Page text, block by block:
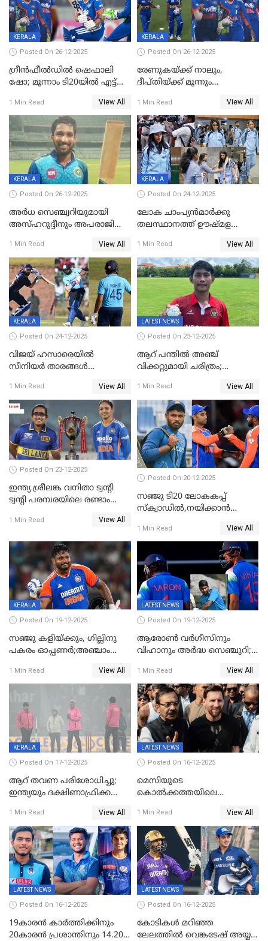
KERALA
Posted On 26-12-2025
ഗ്രീന്‍ഫീല്‍ഡില്‍ ഷെഫാലി
ഷോ; മൂന്നാം ടി20യിൽ എട്ട്
വനിതകള്‍ക്കെതിരായ ടി20
പരമ്പര ഇന്ത്യക്ക്
1 Min Read View All
KERALA
Posted On 26-12-2025
രേണുകയ്ക്ക് നാലും,
ദീപ്തിയ്ക്ക് മൂന്നും
ടി20യിലും ശ്രീലങ്കയ്ക്ക്
ബാറ്റിംഗ് തകര്‍ച്ച; ഇന്ത്യയ്ക്ക്
വിജയലക്ഷ്യം 113 റൺസ്
1 Min Read View All
KERALA
Posted On 26-12-2025
അർധ സെഞ്ച്വറിയുമായി
അസ്ഹറുദ്ദീനും അപരാജിതും
റൺസ് വിജയലക്ഷ്യമുയർത്തി
കേരളം
1 Min Read View All
KERALA
Posted On 24-12-2025
ലോക ചാംപ്യൻമാർക്കു
തലസ്ഥാനത്ത് ഊഷ്മള
മത്സരം ജയിച്ചാൽ ഇന്ത്യയ്ക്കു
പരമ്പര
1 Min Read View All
KERALA
Posted On 24-12-2025
വിജയ് ഹസാരെയിൽ
സീനിയർ താരങ്ങൾ
സച്ചിന്‍റെ റെക്കോഡ് മറികടന്ന്
കോഹ്‌ലി, രോഹിത്
വാർണർക്കൊപ്പം
1 Min Read View All
LATEST NEWS
Posted On 23-12-2025
ആറ് പന്തിൽ അഞ്ച്
വിക്കറ്റുമായി ചരിത്രം;
റെക്കോഡുമായി
ഇന്തോനേഷ്യൻ താരം
1 Min Read View All
Posted On 23-12-2025
ഇന്ത്യ ശ്രീലങ്ക വനിതാ ട്വന്റി
ട്വന്റി പരമ്പരയിലെ രണ്ടാം
1 Min Read View All
Posted On 20-12-2025
സഞ്ജു ടി20 ലോകകപ്പ്
സ്‌ക്വാഡിൽ,നയിക്കാൻ
പ്രഖ്യാപിച്ച് ബി.സി.സി.ഐ
1 Min Read View All
KERALA
Posted On 19-12-2025
സഞ്ജു കളിയ്ക്കും, ഗില്ലിനു
പകരം ഓപ്പണർ;അഞ്ചാം
മാറ്റം
1 Min Read View All
LATEST NEWS
Posted On 19-12-2025
ആരോൺ വർഗീസിനും
വിഹാനും അർദ്ധ സെഞ്ചുറി;
ഇന്ത്യ ഫൈനലിൽ
1 Min Read View All
KERALA
Posted On 17-12-2025
ആറ് തവണ പരിശോധിച്ചു;
ഇന്ത്യയും ദക്ഷിണാഫ്രിക്കയും
ഉപേക്ഷിച്ചു
1 Min Read View All
LATEST NEWS
Posted On 16-12-2025
മെസിയുടെ
കൊൽക്കത്തയിലെ
സംഘർഷം: കായിക മന്ത്രി
അരൂപ് ബിശ്വാസ് രാജിവച്ചു
1 Min Read View All
LATEST NEWS
Posted On 16-12-2025
19കാരൻ കാർത്തിക്കിനും
20കാരൻ പ്രശാന്തിനും 14.20
LATEST NEWS
Posted On 16-12-2025
കോടികൾ മറിഞ്ഞ
ലേലത്തിൽ വെങ്കടേഷ് അയ്യര്‍